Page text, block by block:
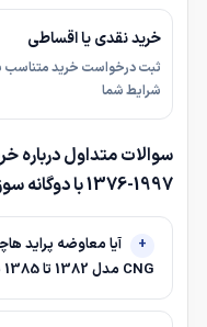
خرید نقدی یا اقساطی
ثبت درخواست خرید متناسب
شرایط شما
سوالات متداول درباره
1997-1376 با دوگانه سوز CNG مدل 1382 تا 1385
CNG مدل 1382 تا 1385 برای خرید اقساطی مناسب است؟